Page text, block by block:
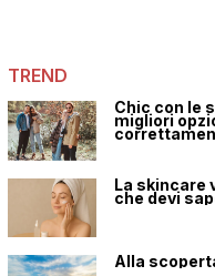
TREND
Chic con le
migliori
La skincare
che devi
Alla